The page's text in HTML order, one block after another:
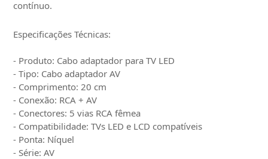
contínuo.
Especificações Técnicas:
- Produto: Cabo adaptador para TV LED
- Tipo: Cabo adaptador AV
- Comprimento: 20 cm
- Conexão: RCA + AV
- Conectores: 5 vias RCA fêmea
- Compatibilidade: TVs LED e LCD compatíveis
- Ponta: Níquel
- Série: AV